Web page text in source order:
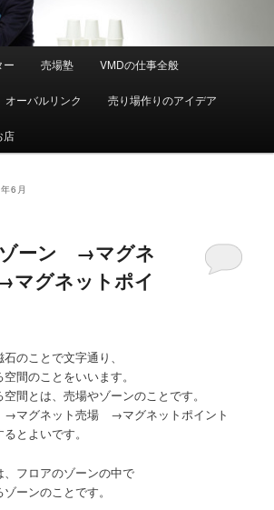
ー 売場塾 VMDの仕事全般
オーバルリンク 売り場作りのアイデア
店
6月
ーン →マグネ
グネットポイ
のことで文字通り、
間のことをいいます。
間とは、売場やゾーンのことです。
マグネット売場 →マグネットポイント
とよいです。
フロアのゾーンの中で
ーンのことです。